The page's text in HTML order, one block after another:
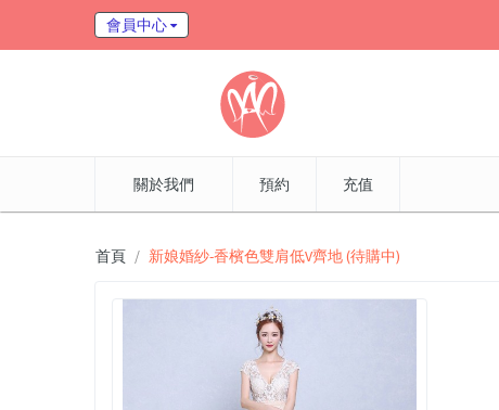
會員中心
關於我們 預約 充值
首頁 新娘婚紗-香檳色雙肩低V齊地 (待購中)